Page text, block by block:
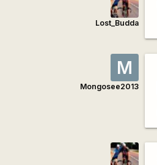
Lost_Budda
M
Mongosee2013